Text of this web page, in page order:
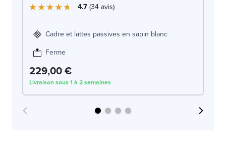
4.7 34avis
Cadre et lattes passives en sapin blanc
Ferme
229,00 €
Livraison sous 1 à 2 semaines